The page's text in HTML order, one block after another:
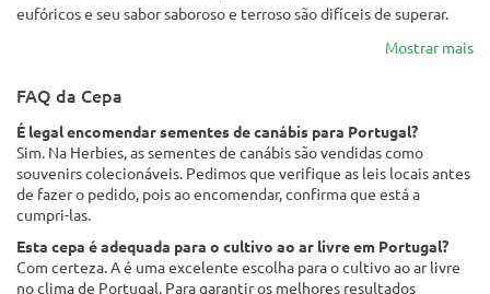
eufóricos e seu sabor saboroso e terroso são difíceis de superar.
Mostrar mais
FAQ da Cepa
É legal encomendar sementes de canábis para Portugal?
Sim. Na Herbies, as sementes de canábis são vendidas como
souvenirs colecionáveis. Pedimos que verifique as leis locais antes
de fazer o pedido, pois ao encomendar, confirma que está a
cumpri-las.
Esta cepa é adequada para o cultivo ao ar livre em Portugal?
Com certeza. A é uma excelente escolha para o cultivo ao ar livre
no clima de Portugal. Para garantir os melhores resultados